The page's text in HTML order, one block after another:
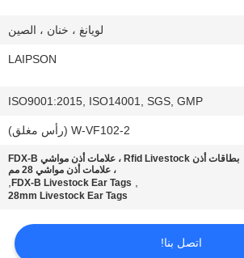
لويانغ ، خنان ، الصين
LAIPSON
ISO9001:2015, ISO14001, SGS, GMP
W-VF102-2 (رأس مغلق)
بطاقات أذن Rfid Livestock ، علامات أذن مواشي FDX-B
، علامات أذن مواشي 28 مم
,
FDX-B Livestock Ear Tags
,
28mm Livestock Ear Tags
اتصل بنا!